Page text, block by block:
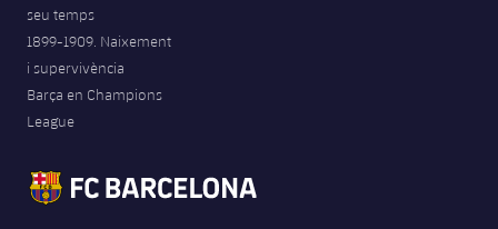
seu temps
1899-1909. Naixement
i supervivència
Barça en Champions
League